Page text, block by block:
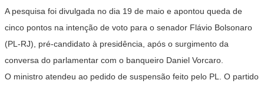
A pesquisa foi divulgada no dia 19 de maio e apontou queda de
cinco pontos na intenção de voto para o senador Flávio Bolsonaro
(PL-RJ), pré-candidato à presidência, após o surgimento da
conversa do parlamentar com o banqueiro Daniel Vorcaro.
O ministro atendeu ao pedido de suspensão feito pelo PL. O partido